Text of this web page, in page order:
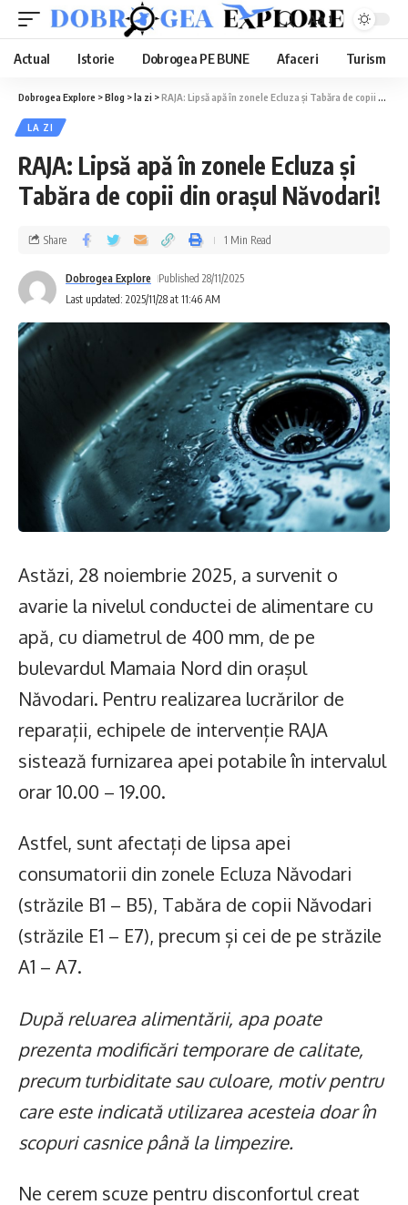
Aa
Actual Istorie Dobrogea PE BUNE Afaceri Turism
Dobrogea Explore >Blog >la zi >RAJA: Lipsă apă în zonele Ecluza și Tabăra de copii din orașul Năvodari!
LA ZI
RAJA: Lipsă apă în zonele Ecluza și
Tabăra de copii din orașul Năvodari!
Last updated: 2025/11/28 at 11:46 AM
Dobrogea Explore Published 28/11/2025
Share 1 Min Read
Astăzi, 28 noiembrie 2025, a survenit o
avarie la nivelul conductei de alimentare cu
apă, cu diametrul de 400 mm, de pe
bulevardul Mamaia Nord din orașul
Năvodari. Pentru realizarea lucrărilor de
reparații, echipele de intervenție RAJA
sistează furnizarea apei potabile în intervalul
orar 10.00 – 19.00.
Astfel, sunt afectați de lipsa apei
consumatorii din zonele Ecluza Năvodari
(străzile B1 – B5), Tabăra de copii Năvodari
(străzile E1 – E7), precum și cei de pe străzile
A1 – A7.
După reluarea alimentării, apa poate
prezenta modificări temporare de calitate,
precum turbiditate sau culoare, motiv pentru
care este indicată utilizarea acesteia doar în
scopuri casnice până la limpezire.
Ne cerem scuze pentru disconfortul creat